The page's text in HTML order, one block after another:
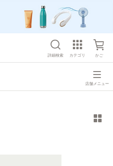
詳細検索 カテゴリ かご
店舗メニュー